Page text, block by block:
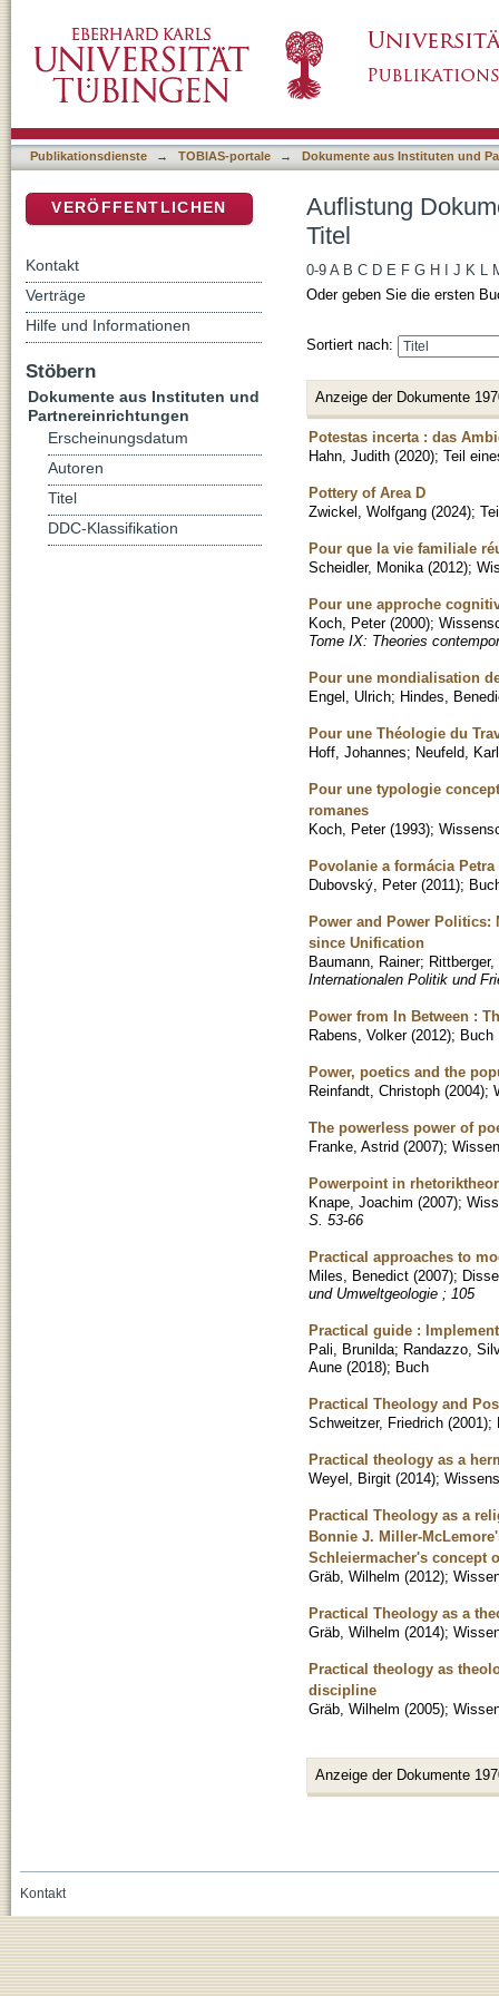
Publikationsdienste → TOBIAS-portale → Dokumente aus Instituten und
Auflistung
Titel
0-9 A B C D E F G H J K L
Oder geben Sie die ersten
Sortiert nach:
Anzeige der Dokumente
Potestas incerta : das
Hahn, Judith (2020); Teil
Pottery of Area D
Zwickel, Wolfgang (2024);
Pour que la vie familiale
Scheidler, Monika (2012);
Pour une approche
Koch, Peter (2000);
Tome IX: Theories
Pour une mondialisation
Engel, Ulrich; Hindes,
Pour une Théologie du
Hoff, Johannes; Neufeld,
Pour une typologie
romanes
Koch, Peter (1993);
Povolanie a formácia
Dubovský, Peter (2011);
Power and Power Politics:
since Unification
Baumann, Rainer; Rittberger,
Internationalen Politik und
Power from In Between :
Rabens, Volker (2012); Buch
Power, poetics and the
Reinfandt, Christoph (2004);
The powerless power of
Franke, Astrid (2007);
Powerpoint in
Knape, Joachim (2007);
S. 53-66
Practical approaches to
Miles, Benedict (2007);
und Umweltgeologie ; 105
Practical guide :
Pali, Brunilda; Randazzo,
Aune (2018); Buch
Practical Theology and
Schweitzer, Friedrich (2001);
Practical theology as a
Weyel, Birgit (2014);
Practical Theology as a
Bonnie J. Miller-
Schleiermacher's concept
Gräb, Wilhelm (2012);
Practical Theology as a
Gräb, Wilhelm (2014);
Practical theology as
discipline
Gräb, Wilhelm (2005);
Anzeige der Dokumente
VERÖFFENTLICHEN
Kontakt
Verträge
Hilfe und Informationen
Stöbern
Dokumente aus Instituten und
Partnereinrichtungen
Erscheinungsdatum
Autoren
Titel
DDC-Klassifikation
Kontakt